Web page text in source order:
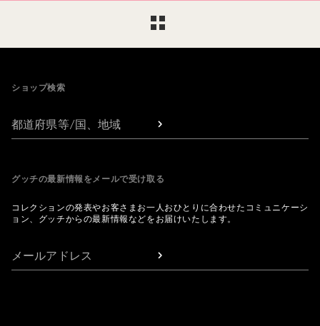
Footer
ショップ検索
都道府県等/国、地域
グッチの最新情報をメールで受け取る
コレクションの発表やお客さまお一人おひとりに合わせたコミュニケーシ
ョン、グッチからの最新情報などをお届けいたします。
メールアドレス